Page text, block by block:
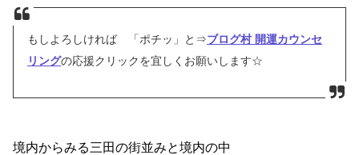
もしよろしければ 「ポチッ」と⇒ブログ村 開運カウンセ
リングの応援クリックを宜しくお願いします☆
境内からみる三田の街並みと境内の中